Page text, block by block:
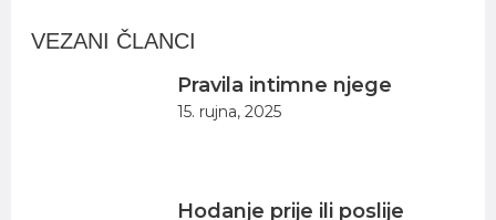
VEZANI ČLANCI
Pravila intimne njege
15. rujna, 2025
Hodanje prije ili poslije